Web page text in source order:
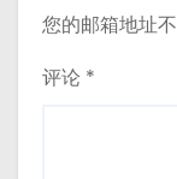
您的邮箱地址不
评论 *